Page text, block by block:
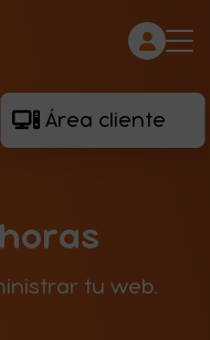
Área cliente
tu web.